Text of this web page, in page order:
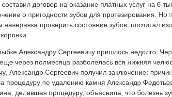
договор на оказание платных услуг на 6
о пригодности зубов для протезирования. Но
наверняка проверить состояние зубов, посчитал
Александру Сергеевичу пришлось недолго.
через полмесяца разболелась вся нижняя
Александр Сергеевич получил заключение:
процедуру по удалению камня Александр
делавшая процедуру, объяснила, что болезнь